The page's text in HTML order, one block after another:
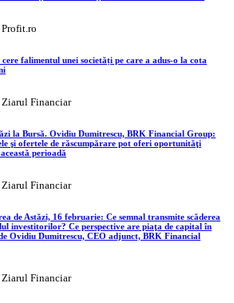
falimentul unei societăți pe care a adus-o la cota
Financiar
la Bursă. Ovidiu Dumitrescu, BRK Financial Group:
şi ofertele de răscumpărare pot oferi oportunităţi
perioadă
Financiar
de Astăzi, 16 februarie: Ce semnal transmite scăderea
investitorilor? Ce perspective are piaţa de capital în
Ovidiu Dumitrescu, CEO adjunct, BRK Financial
Financiar